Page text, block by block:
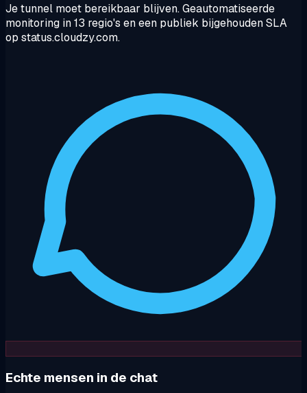
Je tunnel moet bereikbaar blijven. Geautomatiseerde
monitoring in 13 regio's en een publiek bijgehouden SLA
op status.cloudzy.com.
Echte mensen in de chat